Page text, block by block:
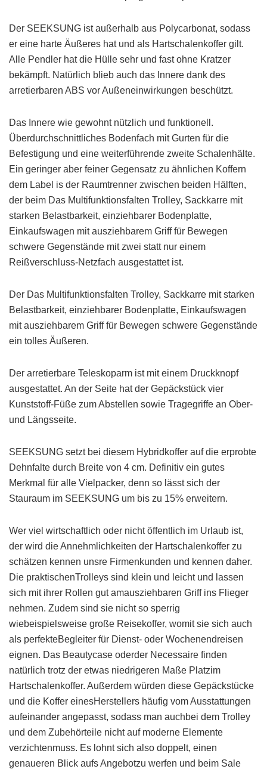
Der SEEKSUNG ist außerhalb aus Polycarbonat, sodass
er eine harte Äußeres hat und als Hartschalenkoffer gilt.
Alle Pendler hat die Hülle sehr und fast ohne Kratzer
bekämpft. Natürlich blieb auch das Innere dank des
arretierbaren ABS vor Außeneinwirkungen beschützt.
Das Innere wie gewohnt nützlich und funktionell.
Überdurchschnittliches Bodenfach mit Gurten für die
Befestigung und eine weiterführende zweite Schalenhälte.
Ein geringer aber feiner Gegensatz zu ähnlichen Koffern
dem Label is der Raumtrenner zwischen beiden Hälften,
der beim Das Multifunktionsfalten Trolley, Sackkarre mit
starken Belastbarkeit, einziehbarer Bodenplatte,
Einkaufswagen mit ausziehbarem Griff für Bewegen
schwere Gegenstände mit zwei statt nur einem
Reißverschluss-Netzfach ausgestattet ist.
Der Das Multifunktionsfalten Trolley, Sackkarre mit starken
Belastbarkeit, einziehbarer Bodenplatte, Einkaufswagen
mit ausziehbarem Griff für Bewegen schwere Gegenstände
ein tolles Äußeren.
Der arretierbare Teleskoparm ist mit einem Druckknopf
ausgestattet. An der Seite hat der Gepäckstück vier
Kunststoff-Füße zum Abstellen sowie Tragegriffe an Ober-
und Längsseite.
SEEKSUNG setzt bei diesem Hybridkoffer auf die erprobte
Dehnfalte durch Breite von 4 cm. Definitiv ein gutes
Merkmal für alle Vielpacker, denn so lässt sich der
Stauraum im SEEKSUNG um bis zu 15% erweitern.
Wer viel wirtschaftlich oder nicht öffentlich im Urlaub ist,
der wird die Annehmlichkeiten der Hartschalenkoffer zu
schätzen kennen unsre Firmenkunden und kennen daher.
Die praktischenTrolleys sind klein und leicht und lassen
sich mit ihrer Rollen gut amausziehbaren Griff ins Flieger
nehmen. Zudem sind sie nicht so sperrig
wiebeispielsweise große Reisekoffer, womit sie sich auch
als perfekteBegleiter für Dienst- oder Wochenendreisen
eignen. Das Beautycase oderder Necessaire finden
natürlich trotz der etwas niedrigeren Maße Platzim
Hartschalenkoffer. Außerdem würden diese Gepäckstücke
und die Koffer einesHerstellers häufig vom Ausstattungen
aufeinander angepasst, sodass man auchbei dem Trolley
und dem Zubehörteile nicht auf moderne Elemente
verzichtenmuss. Es lohnt sich also doppelt, einen
genaueren Blick aufs Angebotzu werfen und beim Sale